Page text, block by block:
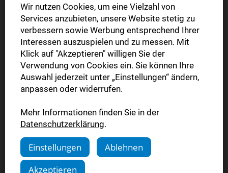
© Stuttgarter Nachrichten Verlagsgesellschaft mbH 2026
Wir nutzen Cookies, um eine Vielzahl von
Services anzubieten, unsere Website stetig zu
verbessern sowie Werbung entsprechend Ihrer
Interessen auszuspielen und zu messen. Mit
Klick auf "Akzeptieren" willigen Sie der
Verwendung von Cookies ein. Sie können Ihre
Auswahl jederzeit unter „Einstellungen“ ändern,
anpassen oder widerrufen.
Mehr Informationen finden Sie in der
Datenschutzerklärung.
Einstellungen
Ablehnen
Akzeptieren